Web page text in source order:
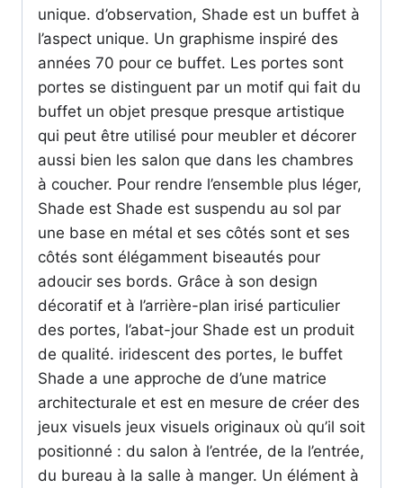
unique. d’observation, Shade est un buffet à
l’aspect unique. Un graphisme inspiré des
années 70 pour ce buffet. Les portes sont
portes se distinguent par un motif qui fait du
buffet un objet presque presque artistique
qui peut être utilisé pour meubler et décorer
aussi bien les salon que dans les chambres
à coucher. Pour rendre l’ensemble plus léger,
Shade est Shade est suspendu au sol par
une base en métal et ses côtés sont et ses
côtés sont élégamment biseautés pour
adoucir ses bords. Grâce à son design
décoratif et à l’arrière-plan irisé particulier
des portes, l’abat-jour Shade est un produit
de qualité. iridescent des portes, le buffet
Shade a une approche de d’une matrice
architecturale et est en mesure de créer des
jeux visuels jeux visuels originaux où qu’il soit
positionné : du salon à l’entrée, de la l’entrée,
du bureau à la salle à manger. Un élément à